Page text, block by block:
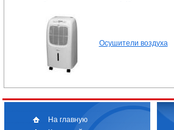
Осушители воздуха
На главную